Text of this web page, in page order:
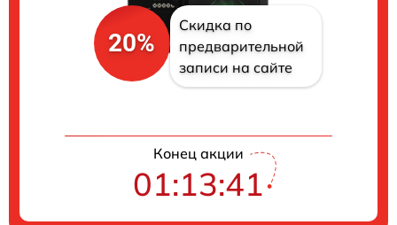
20%
Скидка по
предварительной
записи на сайте
Конец акции
01:13:41